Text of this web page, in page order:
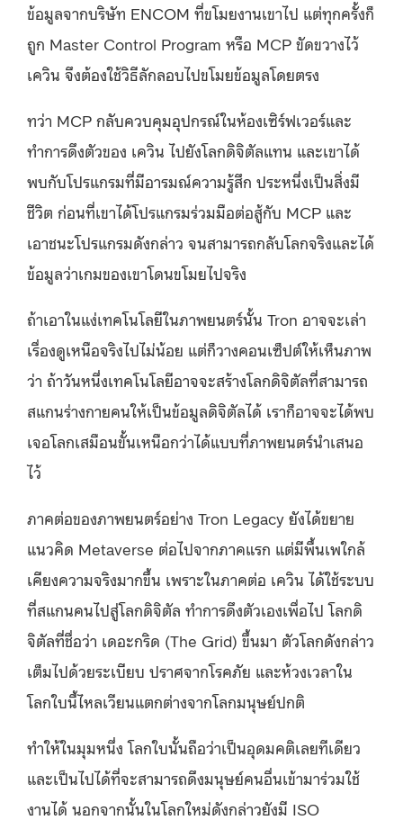
ข้อมูลจากบริษัท ENCOM ที่ขโมยงานเขาไป แต่ทุกครั้งก็
ถูก Master Control Program หรือ MCP ขัดขวางไว้
เควิน จึงต้องใช้วิธีลักลอบไปขโมยข้อมูลโดยตรง
ทว่า MCP กลับควบคุมอุปกรณ์ในห้องเซิร์ฟเวอร์และ
ทำการดึงตัวของ เควิน ไปยังโลกดิจิตัลแทน และเขาได้
พบกับโปรแกรมที่มีอารมณ์ความรู้สึก ประหนึ่งเป็นสิ่งมี
ชีวิต ก่อนที่เขาได้โปรแกรมร่วมมือต่อสู้กับ MCP และ
เอาชนะโปรแกรมดังกล่าว จนสามารถกลับโลกจริงและได้
ข้อมูลว่าเกมของเขาโดนขโมยไปจริง
ถ้าเอาในแง่เทคโนโลยีในภาพยนตร์นั้น Tron อาจจะเล่า
เรื่องดูเหนือจริงไปไม่น้อย แต่ก็วางคอนเซ็ปต์ให้เห็นภาพ
ว่า ถ้าวันหนึ่งเทคโนโลยีอาจจะสร้างโลกดิจิตัลที่สามารถ
สแกนร่างกายคนให้เป็นข้อมูลดิจิตัลได้ เราก็อาจจะได้พบ
เจอโลกเสมือนขั้นเหนือกว่าได้แบบที่ภาพยนตร์นำเสนอ
ไว้
ภาคต่อของภาพยนตร์อย่าง Tron Legacy ยังได้ขยาย
แนวคิด Metaverse ต่อไปจากภาคแรก แต่มีพื้นเพใกล้
เคียงความจริงมากขึ้น เพราะในภาคต่อ เควิน ได้ใช้ระบบ
ที่สแกนคนไปสู่โลกดิจิตัล ทำการดึงตัวเองเพื่อไป โลกดิ
จิตัลที่ชื่อว่า เดอะกริด (The Grid) ขึ้นมา ตัวโลกดังกล่าว
เต็มไปด้วยระเบียบ ปราศจากโรคภัย และห้วงเวลาใน
โลกใบนี้ไหลเวียนแตกต่างจากโลกมนุษย์ปกติ
ทำให้ในมุมหนึ่ง โลกใบนั้นถือว่าเป็นอุดมคติเลยทีเดียว
และเป็นไปได้ที่จะสามารถดึงมนุษย์คนอื่นเข้ามาร่วมใช้
งานได้ นอกจากนั้นในโลกใหม่ดังกล่าวยังมี ISO